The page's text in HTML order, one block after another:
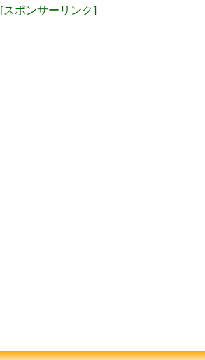
[スポンサーリンク]